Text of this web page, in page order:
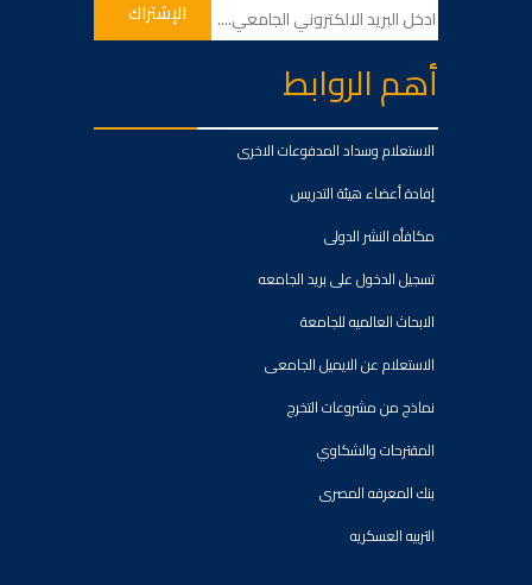
أهم الروابط
الاستعلام وسداد المدفوعات الاخرى
إفادة أعضاء هيئة التدريس
مكافأه النشر الدولى
تسجيل الدخول على بريد الجامعه
الابحاث العالميه للجامعة
الاستعلام عن الايميل الجامعى
نماذج من مشروعات التخرج
المقترحات والشكاوي
بنك المعرفه المصرى
التربيه العسكريه